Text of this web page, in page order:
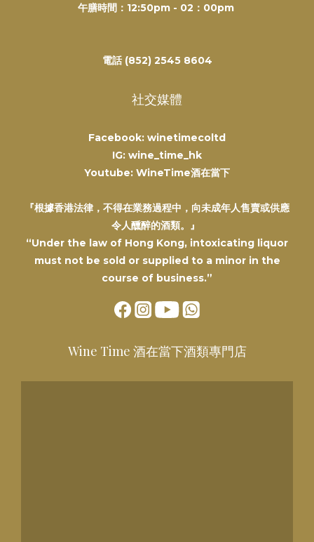
午膳時間：12:50pm - 02：00pm
電話 (852) 2545 8604
社交媒體
Facebook: winetimecoltd
IG: wine_time_hk
Youtube: WineTime酒在當下
『根據香港法律，不得在業務過程中，向未成年人售賣或供應
令人醺醉的酒類。』
“Under the law of Hong Kong, intoxicating liquor
must not be sold or supplied to a minor in the
course of business.”
Wine Time 酒在當下酒類專門店